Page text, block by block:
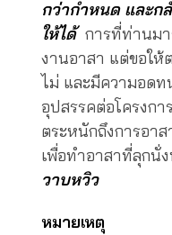
กว่ากำหนด และก
ให้ได้การที่ท่านมา
งานอาสา แต่ขอให้
ไม่ และมีความอดท
อุปสรรคต่อโครงก
ตระหนักถึงการอา
เพื่อทำอาสาที่ลุกนั่
วาบหวิว
หมายเหตุ